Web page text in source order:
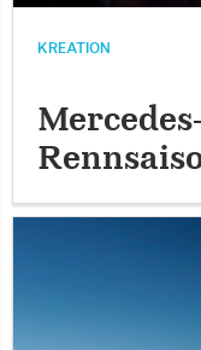
KREATION